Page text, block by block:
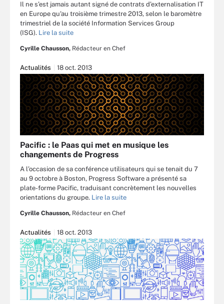
Il ne s’est jamais autant signé de contrats d’externalisation IT
en Europe qu'au troisième trimestre 2013, selon le baromètre
trimestriel de la société Information Services Group
(ISG). Lire la suite
Cyrille Chausson, Rédacteur en Chef
Actualités 18 oct. 2013
Pacific : le Paas qui met en musique les
changements de Progress
A l’occasion de sa conférence utilisateurs qui se tenait du 7
au 9 octobre à Boston, Progress Software a présenté sa
plate-forme Pacific, traduisant concrètement les nouvelles
orientations du groupe. Lire la suite
Cyrille Chausson, Rédacteur en Chef
Actualités 18 oct. 2013